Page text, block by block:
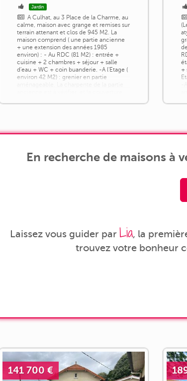
Jardin
A Culhat, au 3 Place de la Charme, au
calme, maison avec grange et remises sur
terrain attenant et clos de 945 M2. La
maison comprend ( une partie ancienne
+ une extension des années 1985
environ) : - Au RDC (81 M2) : entrée +
cuisine + 2 chambres + séjour + salle
d'eau + WC + coin buanderie. -A l'Etage (
environ 42 M2) : grenier en partie
+
En recherche de maisons à
Laissez vous guider par Lia, la
trouvez votre bonheur
141 700 €